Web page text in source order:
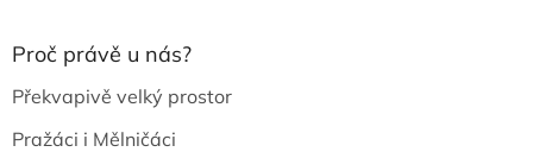
Proč právě u nás?
Překvapivě velký prostor
Pražáci i Mělničáci